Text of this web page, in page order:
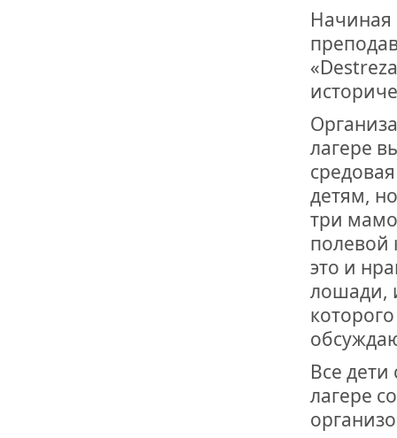
Начиная
лагере
детям,
три
полевой
это и
лошади,
Все
лагере